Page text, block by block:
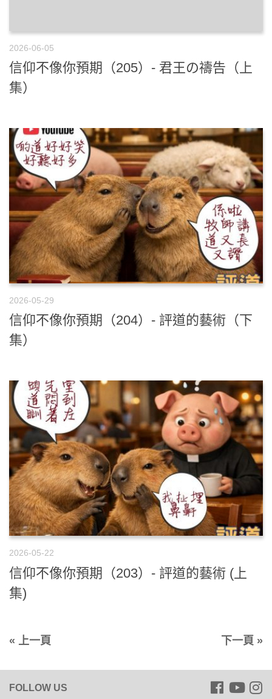
2026-06-05
信仰不像你預期（205）- 君王の禱告（上
集）
2026-05-29
信仰不像你預期（204）- 評道的藝術（下
集）
2026-05-22
信仰不像你預期（203）- 評道的藝術 (上
集)
« 上一頁 下一頁 »